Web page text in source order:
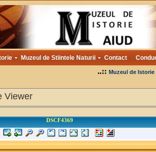
Muzeul de Stiintele Naturii Contact
..:: Muzeul de Istorie
Viewer
DSCF4369